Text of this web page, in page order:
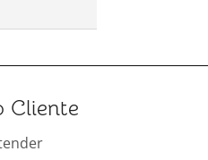
Cliente